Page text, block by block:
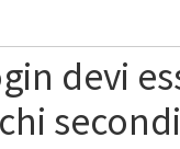
devi